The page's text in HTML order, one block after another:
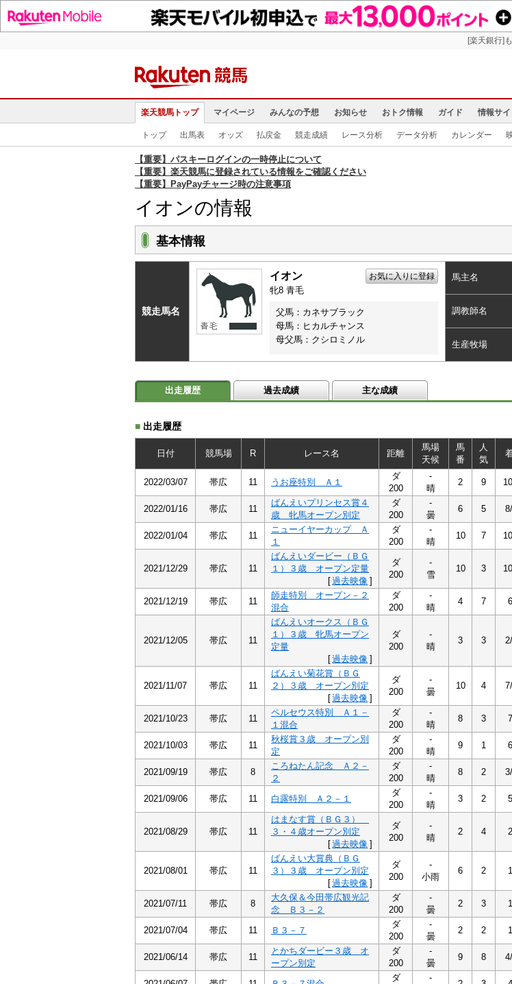
[楽天銀行]
楽天競馬トップ マイページ みんなの予想 お知らせ おトク情報 ガイド 情報サ
トップ 出馬表 オッズ 払戻金 競走成績 レース分析 データ分析 カレンダー
【重要】パスキーログインの一時停止について
【重要】楽天競馬に登録されている情報をご確認ください
【重要】PayPayチャージ時の注意事項
イオンの情報
基本情報
競走馬名
イオン お気に入りに登録
牝8 青毛
父馬：カネサブラック
母馬：ヒカルチャンス
母父馬：クシロミノル
馬主名
調教師名
生産牧場
出走履歴 過去成績 主な成績
■ 出走履歴
日付 競馬場 R レース名 距離
馬場
天候
馬
番
人
気
2022/03/07 帯広 11 うお座特別 Ａ１
ダ
200
-
晴
2 9
2022/01/16 帯広 11
ばんえいプリンセス賞４
歳 牝馬オープン別定
ダ
200
-
曇
6 5
2022/01/04 帯広 11
ニューイヤーカップ Ａ
１
ダ
200
-
晴
10 7
2021/12/29 帯広 11
ばんえいダービー（ＢＧ
１）３歳 オープン定量
[過去映像 ]
ダ
200
-
雪
10 3
2021/12/19 帯広 11
師走特別 オープン－２
混合
ダ
200
-
晴
4 7
2021/12/05 帯広 11
ばんえいオークス（ＢＧ
１）３歳 牝馬オープン
定量
[過去映像 ]
ダ
200
-
晴
3 3
2021/11/07 帯広 11
ばんえい菊花賞（ＢＧ
２）３歳 オープン別定
[過去映像 ]
ダ
200
-
曇
10 4
2021/10/23 帯広 11
ペルセウス特別 Ａ１－
１混合
ダ
200
-
晴
8 3
2021/10/03 帯広 11
秋桜賞３歳 オープン別
定
ダ
200
-
晴
9 1
2021/09/19 帯広 8
ころねたん記念 Ａ２－
２
ダ
200
-
晴
8 2
2021/09/06 帯広 11 白露特別 Ａ２－１
ダ
200
-
晴
3 2
2021/08/29 帯広 11
はまなす賞（ＢＧ３）
３・４歳オープン別定
[過去映像 ]
ダ
200
-
晴
2 4
2021/08/01 帯広 11
ばんえい大賞典（ＢＧ
３）３歳 オープン別定
[過去映像 ]
ダ
200
-
小雨
6 2
2021/07/11 帯広 8
大久保＆今田帯広観光記
念 Ｂ３－２
ダ
200
-
曇
2 3
2021/07/04 帯広 11 Ｂ３－７
ダ
200
-
曇
2 2
2021/06/14 帯広 11
とかちダービー３歳 オ
ープン別定
ダ
200
-
曇
9 8
ダ
-